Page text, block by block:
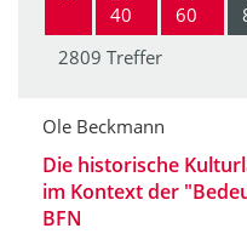
40
60
2809 Treffer
Ole Beckmann
Die historische
im Kontext der
BFN